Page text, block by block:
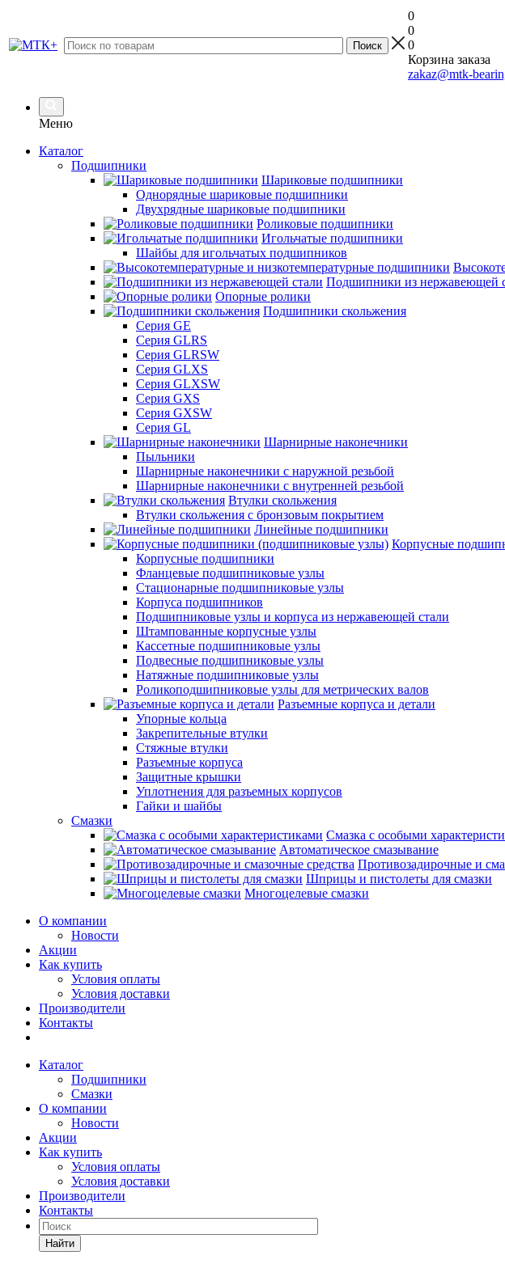
0
0
0
Корзина заказа
zakaz@mtk-
Меню
Каталог
Подшипники
Шариковые подшипники
Однорядные шариковые подшипники
Двухрядные шариковые подшипники
Роликовые подшипники
Игольчатые подшипники
Шайбы для игольчатых подшипников
Подшипники из нержавеющей
Опорные ролики
Подшипники скольжения
Серия GE
Серия GLRS
Серия GLRSW
Серия GLXS
Серия GLXSW
Серия GXS
Серия GXSW
Серия GL
Шарнирные наконечники
Пыльники
Шарнирные наконечники с наружной резьбой
Шарнирные наконечники с внутренней резьбой
Втулки скольжения
Втулки скольжения с бронзовым покрытием
Линейные подшипники
Корпусные
Корпусные подшипники
Фланцевые подшипниковые узлы
Стационарные подшипниковые узлы
Корпуса подшипников
Подшипниковые узлы и корпуса из нержавеющей стали
Штампованные корпусные узлы
Кассетные подшипниковые узлы
Подвесные подшипниковые узлы
Натяжные подшипниковые узлы
Роликоподшипниковые узлы для метрических валов
Разъемные корпуса и детали
Упорные кольца
Закрепительные втулки
Стяжные втулки
Разъемные корпуса
Защитные крышки
Уплотнения для разъемных корпусов
Гайки и шайбы
Смазки
Смазка с особыми
Автоматическое смазывание
Противозадирочные и
Шприцы и пистолеты для смазки
Многоцелевые смазки
О компании
Новости
Акции
Как купить
Условия оплаты
Условия доставки
Производители
Контакты
Каталог
Подшипники
Смазки
О компании
Новости
Акции
Как купить
Условия оплаты
Условия доставки
Производители
Контакты
Найти